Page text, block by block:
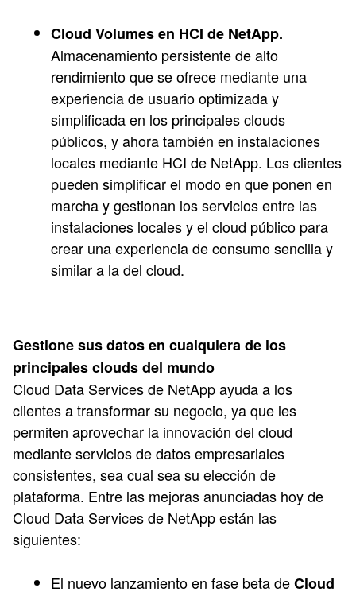
Cloud Volumes en HCI de NetApp.
Almacenamiento persistente de alto
rendimiento que se ofrece mediante una
experiencia de usuario optimizada y
simplificada en los principales clouds
públicos, y ahora también en instalaciones
locales mediante HCI de NetApp. Los clientes
pueden simplificar el modo en que ponen en
marcha y gestionan los servicios entre las
instalaciones locales y el cloud público para
crear una experiencia de consumo sencilla y
similar a la del cloud.
Gestione sus datos en cualquiera de los
principales clouds del mundo
Cloud Data Services de NetApp ayuda a los
clientes a transformar su negocio, ya que les
permiten aprovechar la innovación del cloud
mediante servicios de datos empresariales
consistentes, sea cual sea su elección de
plataforma. Entre las mejoras anunciadas hoy de
Cloud Data Services de NetApp están las
siguientes:
El nuevo lanzamiento en fase beta deCloud